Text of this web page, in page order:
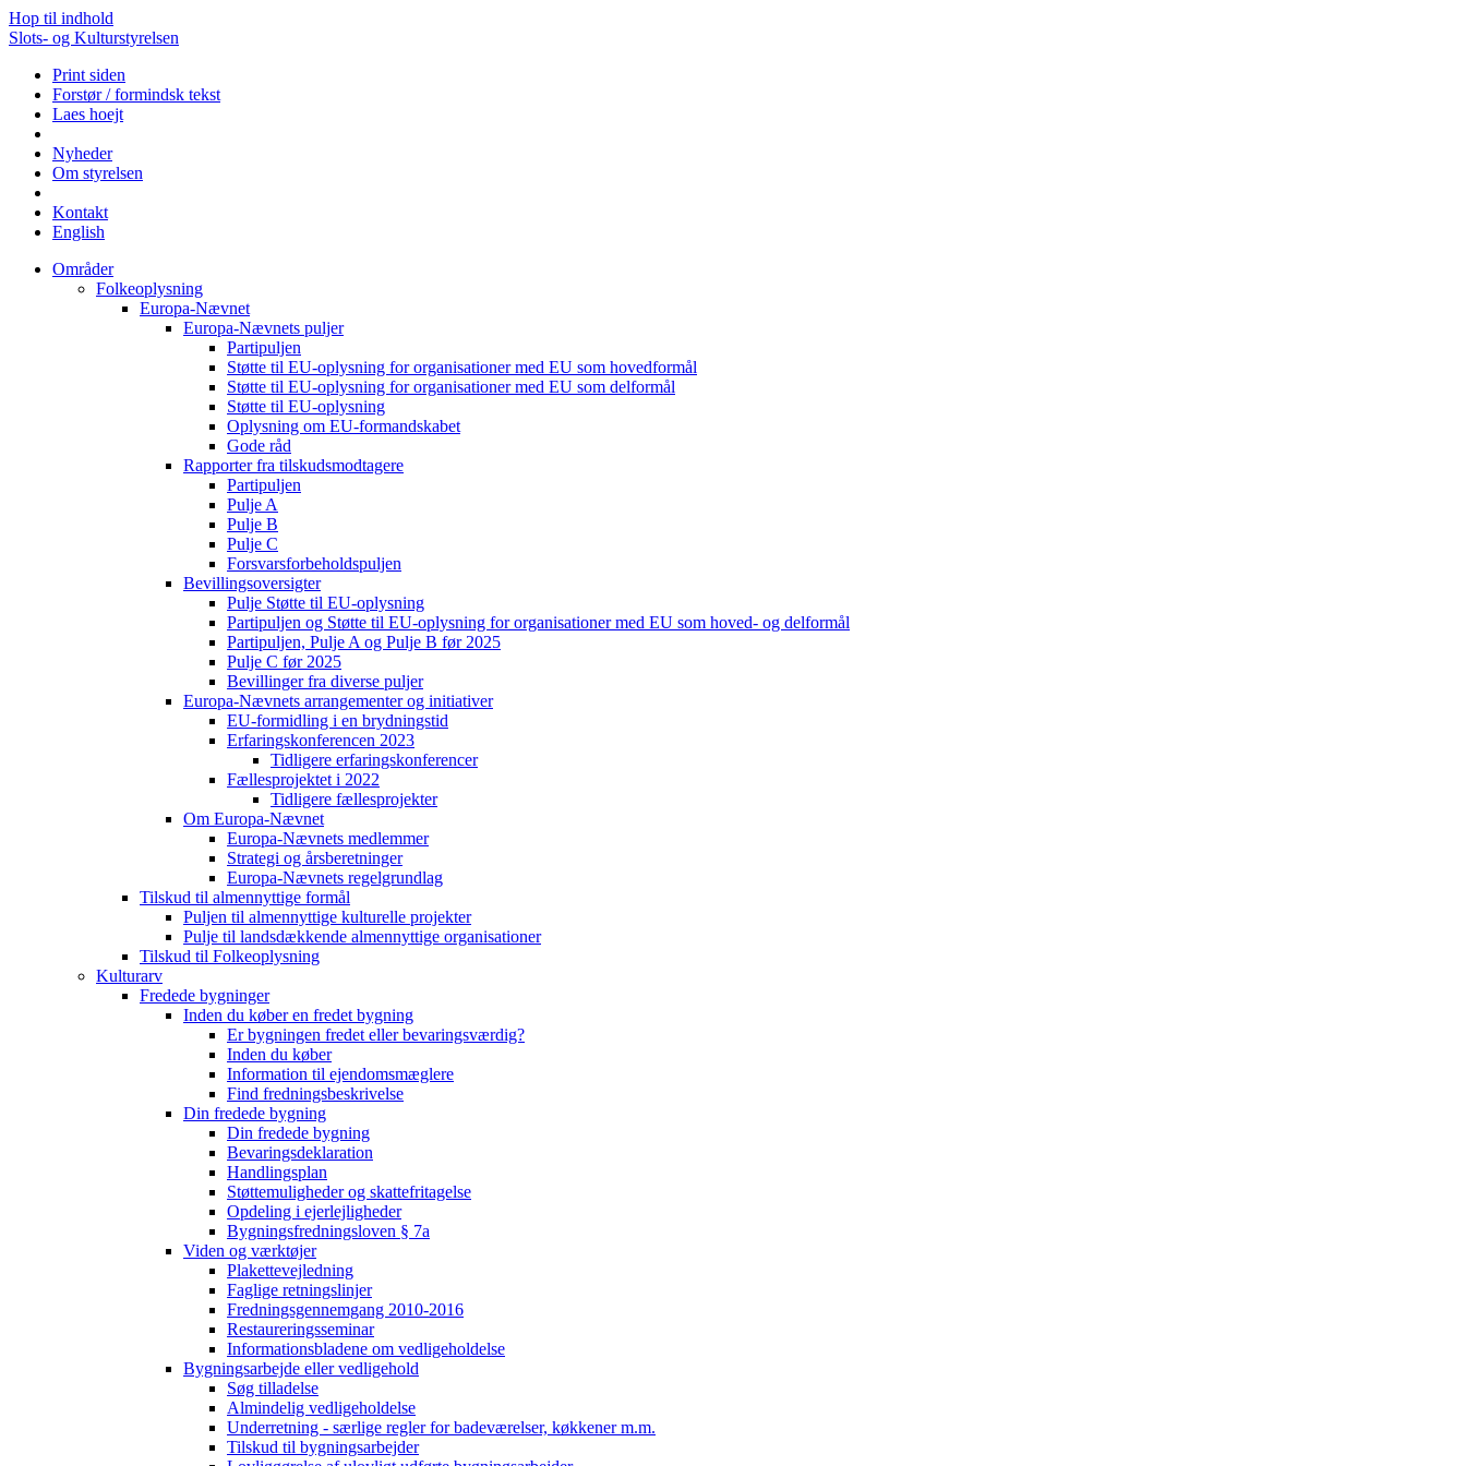
Hop til indhold
Slots- og Kulturstyrelsen
Print siden
Forstør / formindsk tekst
Laes hoejt
Nyheder
Om styrelsen
Kontakt
English
Områder
Folkeoplysning
Europa-Nævnet
Europa-Nævnets puljer
Partipuljen
Støtte til EU-oplysning for organisationer med EU som hovedformål
Støtte til EU-oplysning for organisationer med EU som delformål
Støtte til EU-oplysning
Oplysning om EU-formandskabet
Gode råd
Rapporter fra tilskudsmodtagere
Partipuljen
Pulje A
Pulje B
Pulje C
Forsvarsforbeholdspuljen
Bevillingsoversigter
Pulje Støtte til EU-oplysning
Partipuljen og Støtte til EU-oplysning for organisationer med EU som hoved- og delformål
Partipuljen, Pulje A og Pulje B før 2025
Pulje C før 2025
Bevillinger fra diverse puljer
Europa-Nævnets arrangementer og initiativer
EU-formidling i en brydningstid
Erfaringskonferencen 2023
Tidligere erfaringskonferencer
Fællesprojektet i 2022
Tidligere fællesprojekter
Om Europa-Nævnet
Europa-Nævnets medlemmer
Strategi og årsberetninger
Europa-Nævnets regelgrundlag
Tilskud til almennyttige formål
Puljen til almennyttige kulturelle projekter
Pulje til landsdækkende almennyttige organisationer
Tilskud til Folkeoplysning
Kulturarv
Fredede bygninger
Inden du køber en fredet bygning
Er bygningen fredet eller bevaringsværdig?
Inden du køber
Information til ejendomsmæglere
Find fredningsbeskrivelse
Din fredede bygning
Din fredede bygning
Bevaringsdeklaration
Handlingsplan
Støttemuligheder og skattefritagelse
Opdeling i ejerlejligheder
Bygningsfredningsloven § 7a
Viden og værktøjer
Plakettevejledning
Faglige retningslinjer
Fredningsgennemgang 2010-2016
Restaureringsseminar
Informationsbladene om vedligeholdelse
Bygningsarbejde eller vedligehold
Søg tilladelse
Almindelig vedligeholdelse
Underretning - særlige regler for badeværelser, køkkener m.m.
Tilskud til bygningsarbejder